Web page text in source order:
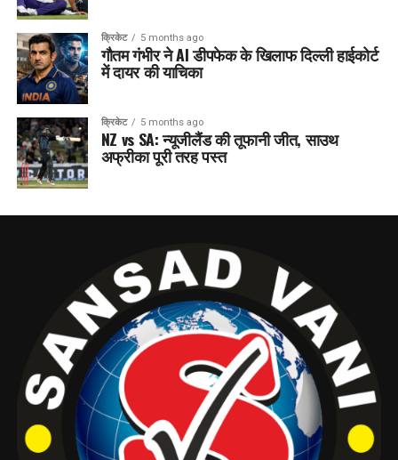
क्रिकेट 5 months ago
गौतम गंभीर ने AI डीपफेक के खिलाफ दिल्ली हाईकोर्ट
में दायर की याचिका
क्रिकेट 5 months ago
NZ vs SA: न्यूजीलैंड की तूफानी जीत, साउथ
अफ्रीका पूरी तरह पस्त